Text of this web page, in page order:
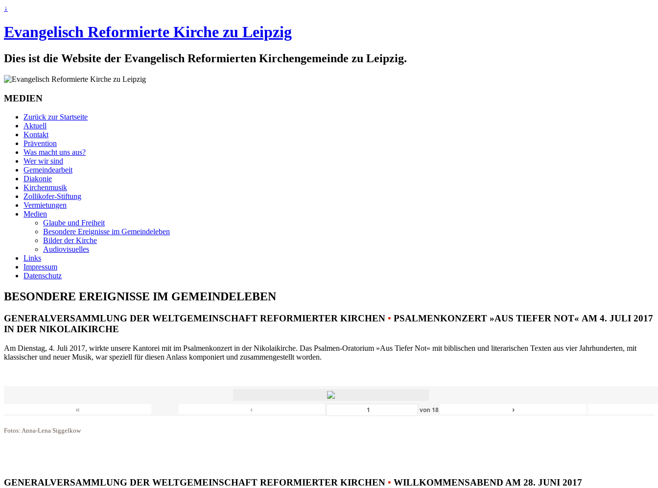
↓
Evangelisch Reformierte Kirche zu Leipzig
Dies ist die Website der Evangelisch Reformierten Kirchengemeinde zu Leipzig.
MEDIEN
Zurück zur Startseite
Aktuell
Kontakt
Prävention
Was macht uns aus?
Wer wir sind
Gemeindearbeit
Diakonie
Kirchenmusik
Zollikofer-Stiftung
Vermietungen
Medien
Glaube und Freiheit
Besondere Ereignisse im Gemeindeleben
Bilder der Kirche
Audiovisuelles
Links
Impressum
Datenschutz
BESONDERE EREIGNISSE IM GEMEINDELEBEN
GENERALVERSAMMLUNG DER WELTGEMEINSCHAFT REFORMIERTER KIRCHEN • PSALMENKONZERT »AUS TIEFER NOT« AM 4. JULI 2017
IN DER NIKOLAIKIRCHE
Am Dienstag, 4. Juli 2017, wirkte unsere Kantorei mit im Psalmenkonzert in der Nikolaikirche. Das Psalmen-Oratorium »Aus Tiefer Not« mit biblischen und literarischen Texten aus vier Jahrhunderten, mit
klassischer und neuer Musik, war speziell für diesen Anlass komponiert und zusammengestellt worden.
« ‹ von 18 ›
Fotos: Anna-Lena Siggelkow
GENERALVERSAMMLUNG DER WELTGEMEINSCHAFT REFORMIERTER KIRCHEN • WILLKOMMENSABEND AM 28. JUNI 2017